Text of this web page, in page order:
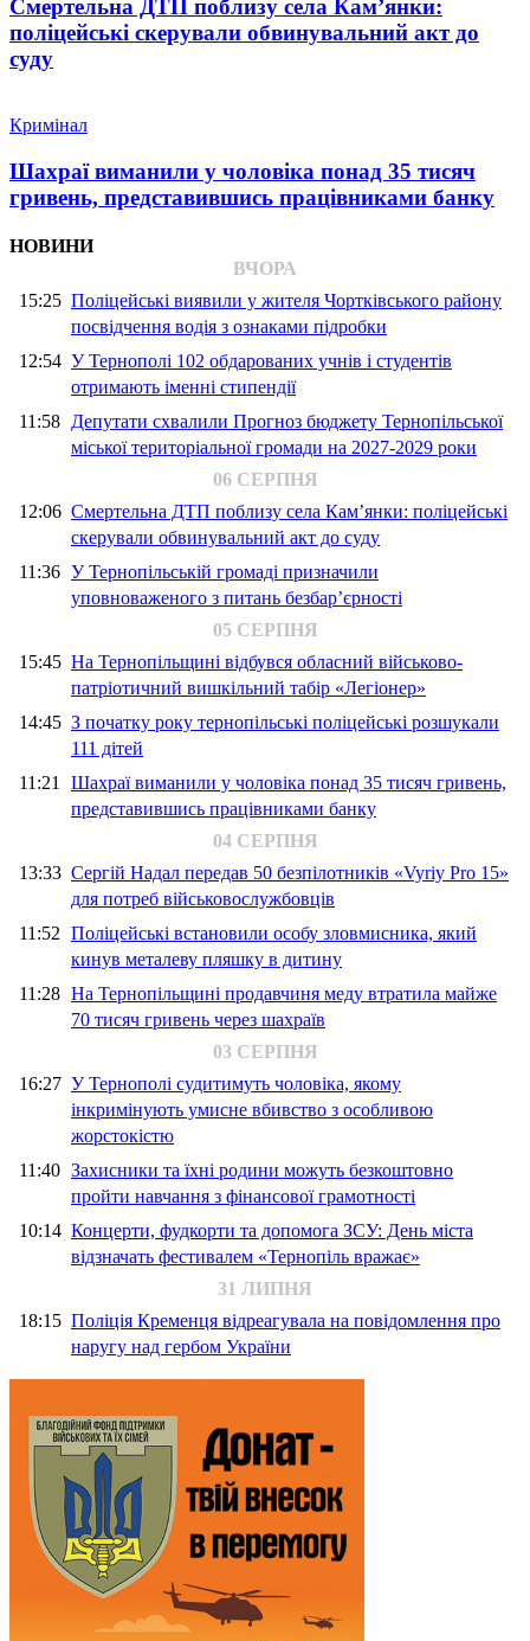
Смертельна ДТП поблизу села Кам’янки:
поліцейські скерували обвинувальний акт до
суду
Кримінал
Шахраї виманили у чоловіка понад 35 тисяч
гривень, представившись працівниками банку
НОВИНИ
ВЧОРА
15:25 Поліцейські виявили у жителя Чортківського району
посвідчення водія з ознаками підробки
12:54 У Тернополі 102 обдарованих учнів і студентів
отримають іменні стипендії
11:58 Депутати схвалили Прогноз бюджету Тернопільської
міської територіальної громади на 2027-2029 роки
06 СЕРПНЯ
12:06 Смертельна ДТП поблизу села Кам’янки: поліцейські
скерували обвинувальний акт до суду
11:36 У Тернопільській громаді призначили
уповноваженого з питань безбар’єрності
05 СЕРПНЯ
15:45 На Тернопільщині відбувся обласний військово-
патріотичний вишкільний табір «Легіонер»
14:45 З початку року тернопільські поліцейські розшукали
111 дітей
11:21 Шахраї виманили у чоловіка понад 35 тисяч гривень,
представившись працівниками банку
04 СЕРПНЯ
13:33 Сергій Надал передав 50 безпілотників «Vyriy Pro 15»
для потреб військовослужбовців
11:52 Поліцейські встановили особу зловмисника, який
кинув металеву пляшку в дитину
11:28 На Тернопільщині продавчиня меду втратила майже
70 тисяч гривень через шахраїв
03 СЕРПНЯ
16:27 У Тернополі судитимуть чоловіка, якому
інкримінують умисне вбивство з особливою
жорстокістю
11:40 Захисники та їхні родини можуть безкоштовно
пройти навчання з фінансової грамотності
10:14 Концерти, фудкорти та допомога ЗСУ: День міста
відзначать фестивалем «Тернопіль вражає»
31 ЛИПНЯ
18:15 Поліція Кременця відреагувала на повідомлення про
наругу над гербом України